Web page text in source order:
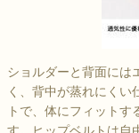
ショルダーと背面には
く、背中が蒸れにくい
トで、体にフィットす